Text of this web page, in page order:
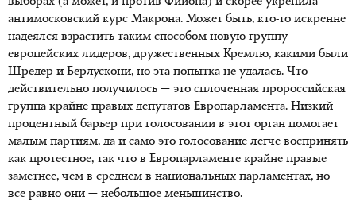
антимосковский курс Макрона. Может быть, кто-то искренне
надеялся взрастить таким способом новую группу
европейских лидеров, дружественных Кремлю, какими были
Шредер и Берлускони, но эта попытка не удалась. Что
действительно получилось — это сплоченная пророссийская
группа крайне правых депутатов Европарламента. Низкий
процентный барьер при голосовании в этот орган помогает
малым партиям, да и само это голосование легче воспринять
как протестное, так что в Европарламенте крайне правые
заметнее, чем в среднем в национальных парламентах, но
все равно они — небольшое меньшинство.